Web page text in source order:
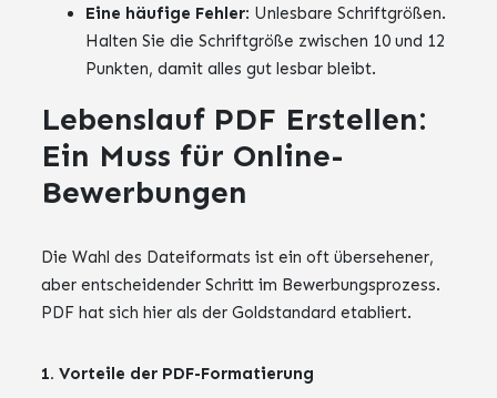
Eine häufige Fehler: Unlesbare Schriftgrößen.
Halten Sie die Schriftgröße zwischen 10 und 12
Punkten, damit alles gut lesbar bleibt.
Lebenslauf PDF Erstellen:
Ein Muss für Online-
Bewerbungen
Die Wahl des Dateiformats ist ein oft übersehener,
aber entscheidender Schritt im Bewerbungsprozess.
PDF hat sich hier als der Goldstandard etabliert.
1. Vorteile der PDF-Formatierung